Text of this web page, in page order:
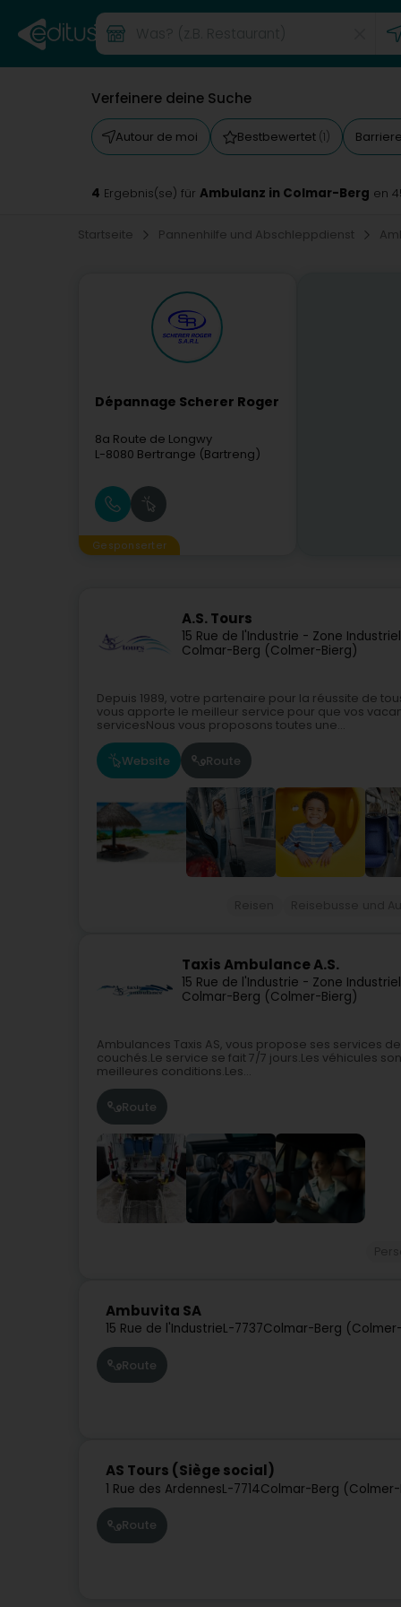
Verfeinere deine Suche
Autour de moi Bestbewertet (1)
4 Ergebnis(se) für Ambulanz in Colmar-Berg en
Startseite Pannenhilfe und Abschleppdienst
Dépannage Scherer Roger
8a Route de Longwy
L-8080 Bertrange (Bartreng)
Gesponserter
A.S. Tours
15 Rue de l'Industrie - Zone
Colmar-Berg (Colmer-Bierg)
Depuis 1989, votre partenaire pour la réussite de
vous apporte le meilleur service pour que vos
servicesNous vous proposons toutes une...
Website Route
Taxis Ambulance A.S.
15 Rue de l'Industrie - Zone
Colmar-Berg (Colmer-Bierg)
Ambulances Taxis AS, vous propose ses services
couchés.Le service se fait 7/7 jours.Les véhicules
meilleures conditions.Les...
Route
Ambuvita SA
15 Rue de l'IndustrieL-7737Colmar-Berg
Route
AS Tours (Siège social)
1 Rue des ArdennesL-7714Colmar-Berg
Route